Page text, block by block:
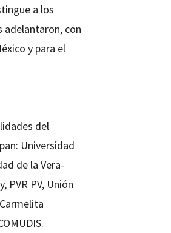
a los
adelantaron, con
y para el
del
Universidad
de la Vera-
PVR PV, Unión